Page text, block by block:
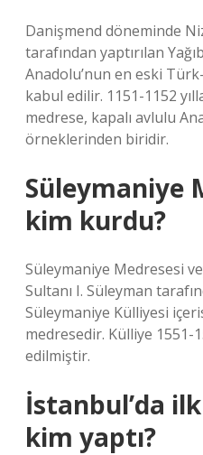
Danişmend döneminde
tarafından yaptırılan
Anadolu’nun en eski
kabul edilir. 1151-1152
medrese, kapalı avlulu
örneklerinden biridir.
Süleymaniye
kim kurdu?
Süleymaniye Medresesi
Sultanı I. Süleyman
Süleymaniye Külliyesi
medresedir. Külliye 1551-
edilmiştir.
İstanbul’da
kim yaptı?